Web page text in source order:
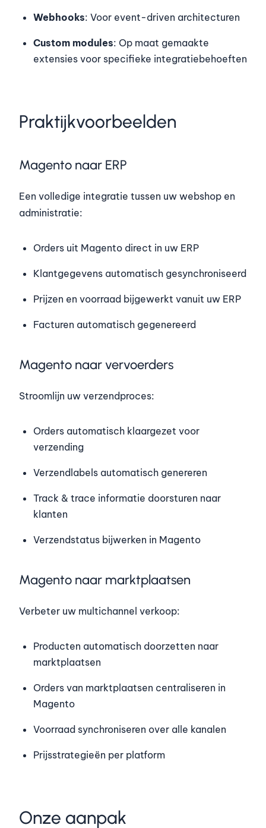
Webhooks: Voor event-driven architecturen
Custom modules: Op maat gemaakte
extensies voor specifieke integratiebehoeften
Praktijkvoorbeelden
Magento naar ERP
Een volledige integratie tussen uw webshop en
administratie:
Orders uit Magento direct in uw ERP
Klantgegevens automatisch gesynchroniseerd
Prijzen en voorraad bijgewerkt vanuit uw ERP
Facturen automatisch gegenereerd
Magento naar vervoerders
Stroomlijn uw verzendproces:
Orders automatisch klaargezet voor
verzending
Verzendlabels automatisch genereren
Track & trace informatie doorsturen naar
klanten
Verzendstatus bijwerken in Magento
Magento naar marktplaatsen
Verbeter uw multichannel verkoop:
Producten automatisch doorzetten naar
marktplaatsen
Orders van marktplaatsen centraliseren in
Magento
Voorraad synchroniseren over alle kanalen
Prijsstrategieën per platform
Onze aanpak